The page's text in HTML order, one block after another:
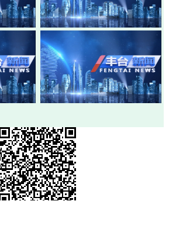
20260803-丰台新闻
20260730-丰台新闻
20260728-丰台新闻